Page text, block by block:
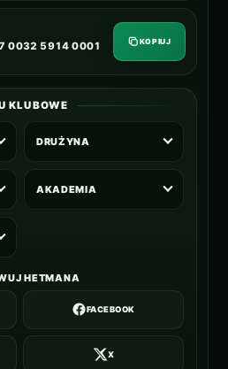
0032 5914 0001 KOPIUJ
KLUBOWE
DRUŻYNA
AKADEMIA
HETMANA
FACEBOOK
X